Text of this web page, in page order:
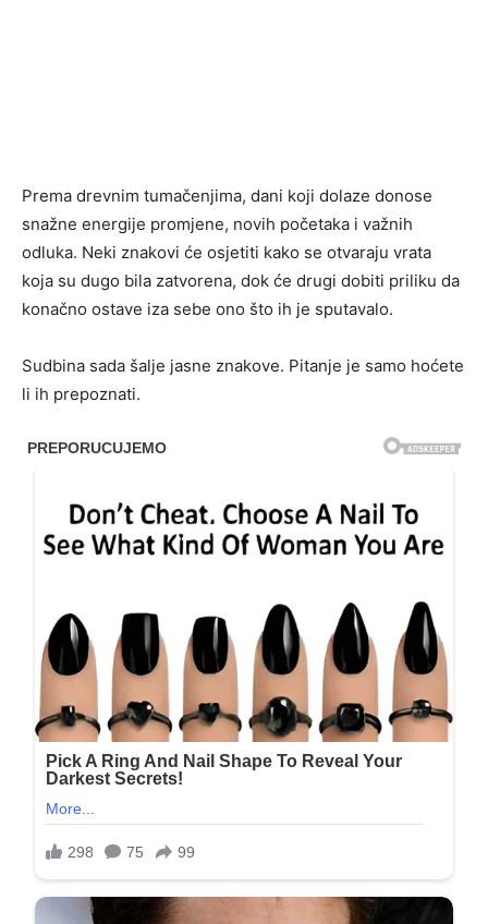
Prema drevnim tumačenjima, dani koji dolaze donose
snažne energije promjene, novih početaka i važnih
odluka. Neki znakovi će osjetiti kako se otvaraju vrata
koja su dugo bila zatvorena, dok će drugi dobiti priliku da
konačno ostave iza sebe ono što ih je sputavalo.
Sudbina sada šalje jasne znakove. Pitanje je samo hoćete
li ih prepoznati.